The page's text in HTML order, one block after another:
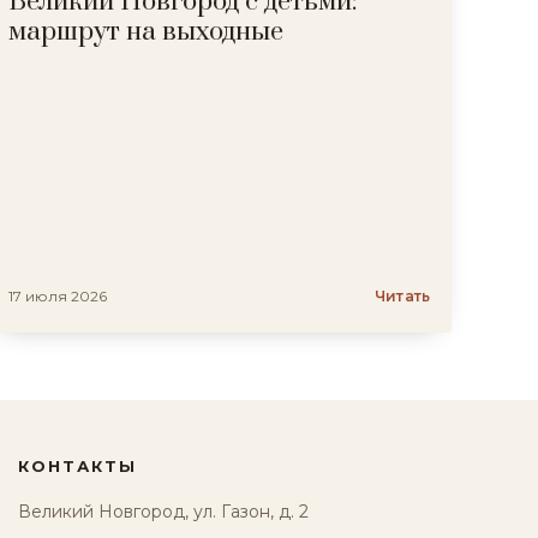
маршрут на выходные
17 июля 2026 Читать
КОНТАКТЫ
Великий Новгород, ул. Газон, д. 2